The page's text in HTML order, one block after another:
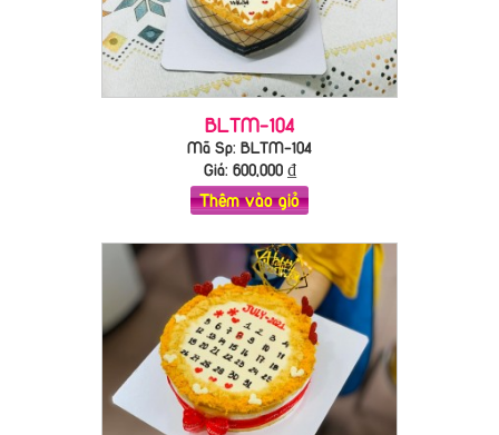
BLTM-104
Mã Sp: BLTM-104
Giá: 600,000₫
Thêm vào giỏ